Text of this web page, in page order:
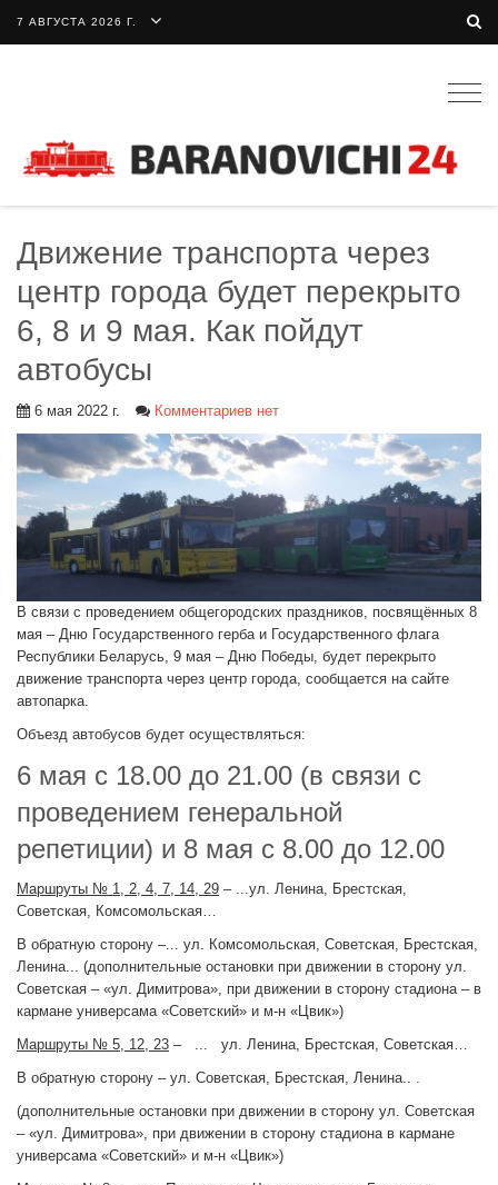
7 АВГУСТА 2026 Г.
Движение транспорта через
центр города будет перекрыто
6, 8 и 9 мая. Как пойдут
автобусы
6 мая 2022 г. Комментариев нет
В связи с проведением общегородских праздников, посвящённых 8
мая – Дню Государственного герба и Государственного флага
Республики Беларусь, 9 мая – Дню Победы, будет перекрыто
движение транспорта через центр города, сообщается на сайте
автопарка.
Объезд автобусов будет осуществляться:
6 мая с 18.00 до 21.00 (в связи с
проведением генеральной
репетиции) и 8 мая с 8.00 до 12.00
Маршруты № 1, 2, 4, 7, 14, 29 – ...ул. Ленина, Брестская,
Советская, Комсомольская…
В обратную сторону –... ул. Комсомольская, Советская, Брестская,
Ленина... (дополнительные остановки при движении в сторону ул.
Советская – «ул. Димитрова», при движении в сторону стадиона – в
кармане универсама «Советский» и м-н «Цвик»)
Маршруты № 5, 12, 23 – ... ул. Ленина, Брестская, Советская…
В обратную сторону – ул. Советская, Брестская, Ленина.. .
(дополнительные остановки при движении в сторону ул. Советская
– «ул. Димитрова», при движении в сторону стадиона в кармане
универсама «Советский» и м-н «Цвик»)